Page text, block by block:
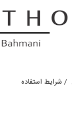
/ شرایط استفاده